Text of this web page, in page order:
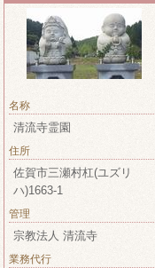
名称
清流寺霊園
住所
佐賀市三瀬村杠(ユズリ
ハ)1663-1
管理
宗教法人 清流寺
業務代行